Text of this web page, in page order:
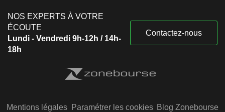
NOS EXPERTS À VOTRE
ÉCOUTE
Lundi - Vendredi 9h-12h / 14h-
18h
Contactez-nous
Mentions légales Paramétrer les cookies Blog Zonebourse